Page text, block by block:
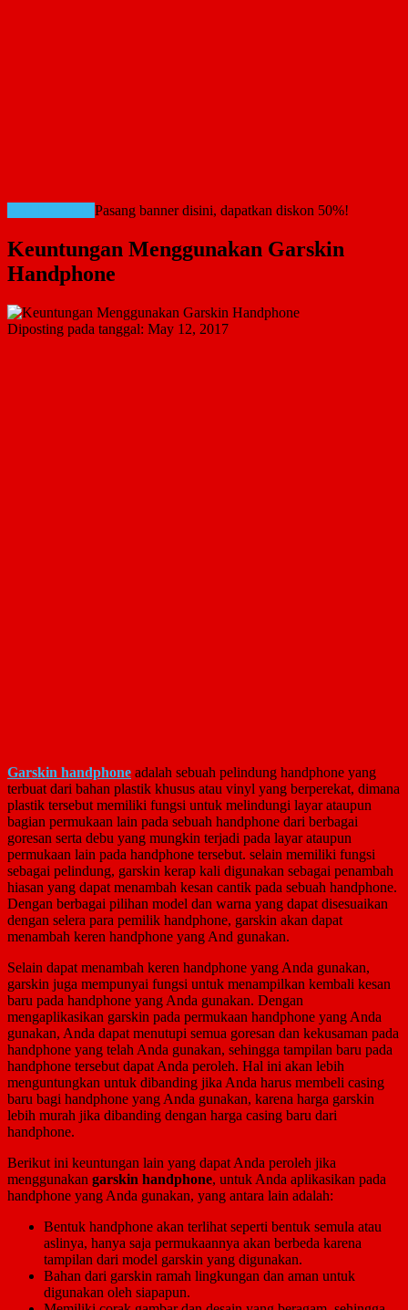
Pasang banner disini, dapatkan diskon 50%!
Keuntungan Menggunakan Garskin
Handphone
Diposting pada tanggal: May 12, 2017
Garskin handphone adalah sebuah pelindung handphone yang
terbuat dari bahan plastik khusus atau vinyl yang berperekat, dimana
plastik tersebut memiliki fungsi untuk melindungi layar ataupun
bagian permukaan lain pada sebuah handphone dari berbagai
goresan serta debu yang mungkin terjadi pada layar ataupun
permukaan lain pada handphone tersebut. selain memiliki fungsi
sebagai pelindung, garskin kerap kali digunakan sebagai penambah
hiasan yang dapat menambah kesan cantik pada sebuah handphone.
Dengan berbagai pilihan model dan warna yang dapat disesuaikan
dengan selera para pemilik handphone, garskin akan dapat
menambah keren handphone yang And gunakan.
Selain dapat menambah keren handphone yang Anda gunakan,
garskin juga mempunyai fungsi untuk menampilkan kembali kesan
baru pada handphone yang Anda gunakan. Dengan
mengaplikasikan garskin pada permukaan handphone yang Anda
gunakan, Anda dapat menutupi semua goresan dan kekusaman pada
handphone yang telah Anda gunakan, sehingga tampilan baru pada
handphone tersebut dapat Anda peroleh. Hal ini akan lebih
menguntungkan untuk dibanding jika Anda harus membeli casing
baru bagi handphone yang Anda gunakan, karena harga garskin
lebih murah jika dibanding dengan harga casing baru dari
handphone.
Berikut ini keuntungan lain yang dapat Anda peroleh jika
menggunakan garskin handphone, untuk Anda aplikasikan pada
handphone yang Anda gunakan, yang antara lain adalah:
Bentuk handphone akan terlihat seperti bentuk semula atau
aslinya, hanya saja permukaannya akan berbeda karena
tampilan dari model garskin yang digunakan.
Bahan dari garskin ramah lingkungan dan aman untuk
digunakan oleh siapapun.